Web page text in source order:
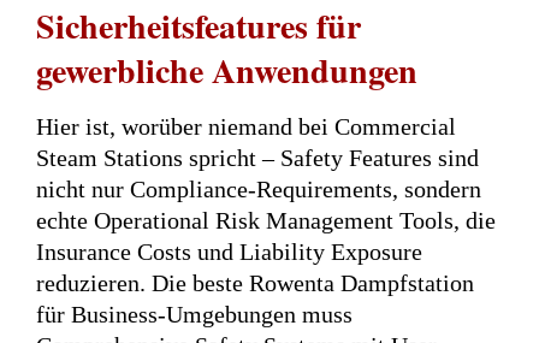
Sicherheitsfeatures für
gewerbliche Anwendungen
Hier ist, worüber niemand bei Commercial
Steam Stations spricht – Safety Features sind
nicht nur Compliance-Requirements, sondern
echte Operational Risk Management Tools, die
Insurance Costs und Liability Exposure
reduzieren. Die beste Rowenta Dampfstation
für Business-Umgebungen muss